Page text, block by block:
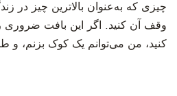
چیزی که به‌عنوان بالاترین چیز در
وقف آن کنید. اگر این بافت ضروری
کنید، من می‌توانم یک کوک بزنم، و